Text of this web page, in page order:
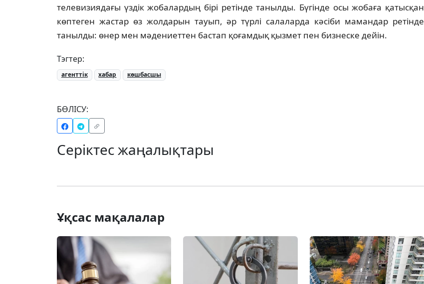
телевизиядағы үздік жобалардың бірі ретінде танылды. Бүгінде осы жобаға қатысқан
көптеген жастар өз жолдарын тауып, әр түрлі салаларда кәсіби мамандар ретінде
танылды: өнер мен мәдениеттен бастап қоғамдық қызмет пен бизнеске дейін.
Тэгтер:
агенттік хабар көшбасшы
БӨЛІСУ:
Серіктес жаңалықтары
Ұқсас мақалалар